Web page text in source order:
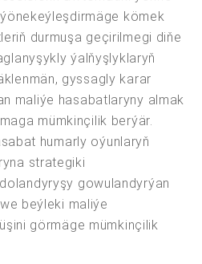
kömek
durmuşa geçirilmegi diňe
ýalňyşlyklaryň
gyssagly karar
maliýe hasabatlaryny almak
mümkinçilik berýär.
humarly oýunlaryň
strategiki
gowulandyrýan
beýleki maliýe
görmäge mümkinçilik